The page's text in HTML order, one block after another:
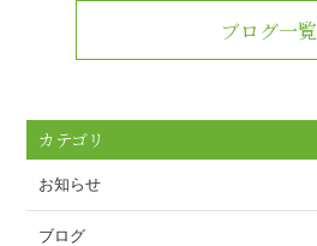
b
er
ブログ一覧
カテゴリ
お知らせ
ブログ